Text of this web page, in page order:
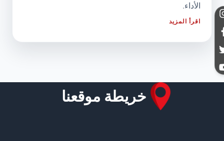
الأداء.
اقرأ المزيد
خريطة موقعنا